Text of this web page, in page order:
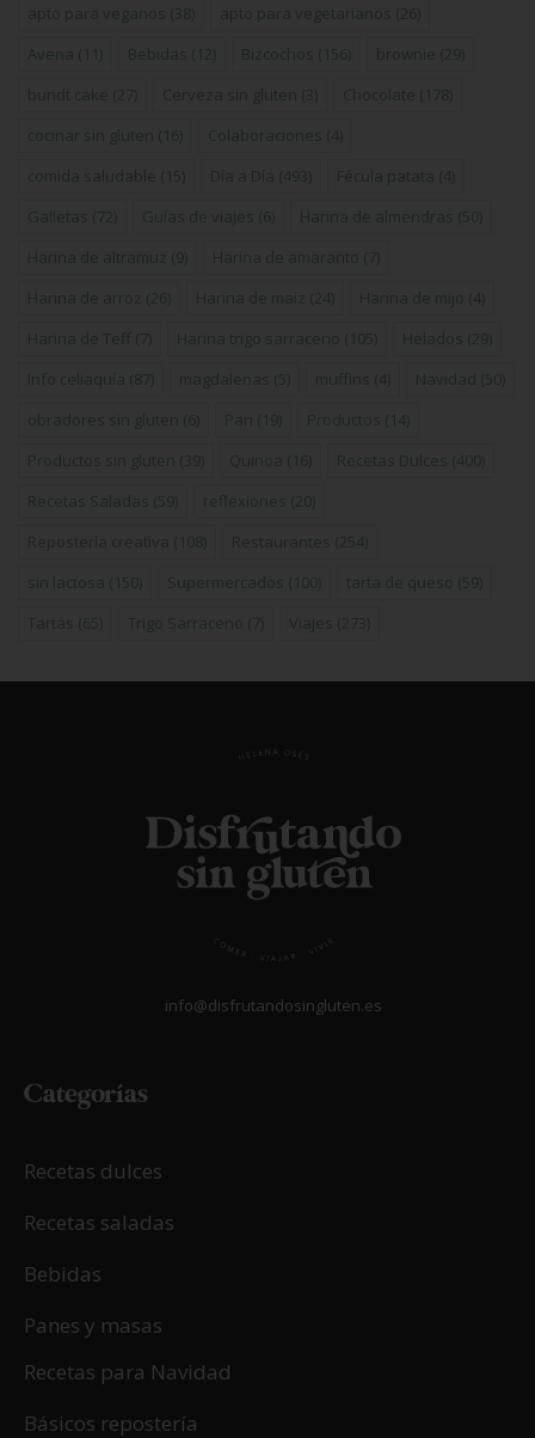
apto para veganos (38) apto para vegetarianos (26)
Avena (11) Bebidas (12) Bizcochos (156) brownie (29)
bundt cake (27) Cerveza sin gluten (3) Chocolate (178)
cocinar sin gluten (16) Colaboraciones (4)
comida saludable (15) Día a Día (493) Fécula patata (4)
Galletas (72) Guías de viajes (6) Harina de almendras (50)
Harina de altramuz (9) Harina de amaranto (7)
Harina de arroz (26) Harina de maiz (24) Harina de mijo (4)
Harina de Teff (7) Harina trigo sarraceno (105) Helados (29)
Info celiaquía (87) magdalenas (5) muffins (4) Navidad (50)
obradores sin gluten (6) Pan (19) Productos (14)
Productos sin gluten (39) Quinoa (16) Recetas Dulces (400)
Recetas Saladas (59) reflexiones (20)
Repostería creativa (108) Restaurantes (254)
sin lactosa (150) Supermercados (100) tarta de queso (59)
Tartas (65) Trigo Sarraceno (7) Viajes (273)
info@disfrutandosingluten.es
Categorías
Recetas dulces
Recetas saladas
Bebidas
Panes y masas
Recetas para Navidad
Básicos repostería